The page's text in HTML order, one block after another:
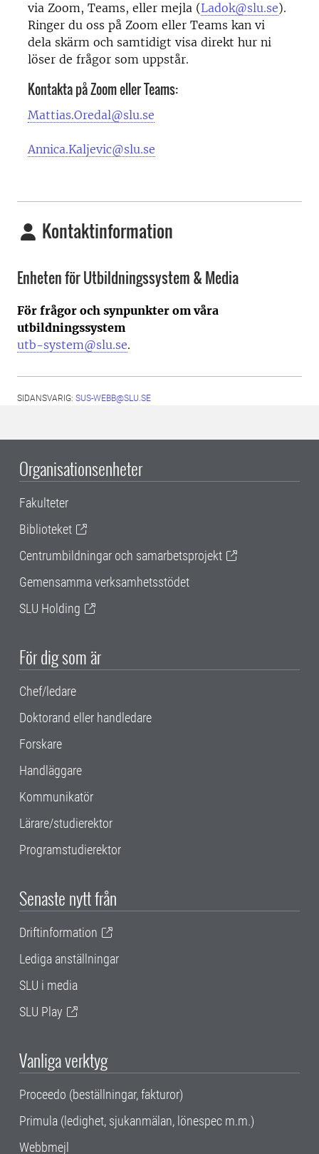
via Zoom, Teams, eller mejla (Ladok@slu.se).
Ringer du oss på Zoom eller Teams kan vi
dela skärm och samtidigt visa direkt hur ni
löser de frågor som uppstår.
Kontakta på Zoom eller Teams:
Mattias.Oredal@slu.se
Annica.Kaljevic@slu.se
Kontaktinformation
Enheten för Utbildningssystem & Media
För frågor och synpunkter om våra
utbildningssystem
utb-system@slu.se.
SIDANSVARIG: SUS-WEBB@SLU.SE
Organisationsenheter
Fakulteter
Biblioteket
Centrumbildningar och samarbetsprojekt
Gemensamma verksamhetsstödet
SLU Holding
För dig som är
Chef/ledare
Doktorand eller handledare
Forskare
Handläggare
Kommunikatör
Lärare/studierektor
Programstudierektor
Senaste nytt från
Driftinformation
Lediga anställningar
SLU i media
SLU Play
Vanliga verktyg
Proceedo (beställningar, fakturor)
Primula (ledighet, sjukanmälan, lönespec m.m.)
Webbmejl